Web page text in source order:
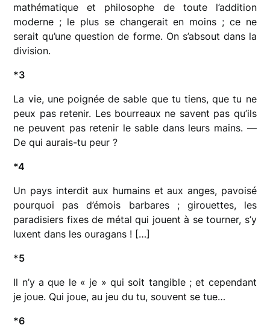
mathématique et philosophe de toute l’addition
moderne ; le plus se changerait en moins ; ce ne
serait qu’une question de forme. On s’absout dans la
division.
*3
La vie, une poignée de sable que tu tiens, que tu ne
peux pas retenir. Les bourreaux ne savent pas qu’ils
ne peuvent pas retenir le sable dans leurs mains. —
De qui aurais-tu peur ?
*4
Un pays interdit aux humains et aux anges, pavoisé
pourquoi pas d’émois barbares ; girouettes, les
paradisiers fixes de métal qui jouent à se tourner, s’y
luxent dans les ouragans ! […]
*5
Il n’y a que le « je » qui soit tangible ; et cependant
je joue. Qui joue, au jeu du tu, souvent se tue…
*6